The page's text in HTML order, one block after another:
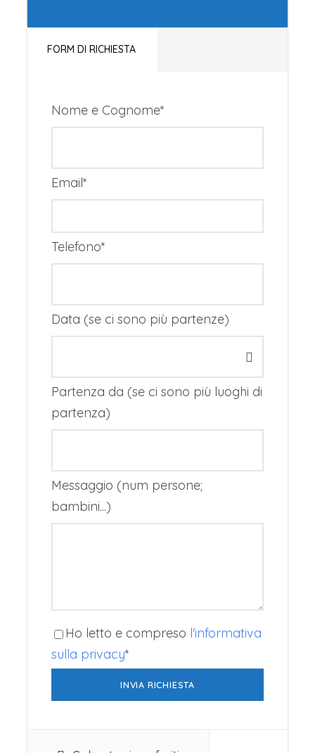
FORM DI RICHIESTA
Nome e Cognome*
Email*
Telefono*
Data (se ci sono più partenze)
Partenza da (se ci sono più luoghi di
partenza)
Messaggio (num persone;
bambini...)
Ho letto e compreso l'informativa
sulla privacy*
grazie ai suoi colori caraibici e alla sabbia
finissima.
internazionale, Formentera mantiene
un’atmosfera rilassata e quasi bohémien.
punto di riferimento per artisti, viaggiatori e
comunità hippy attratti dalla natura
Ancora oggi questo spirito si riflette nei
piccoli mercati artigianali, nei villaggi
dell’isola.
dei luoghi più suggestivi è Cap de Barbaria,
un promontorio selvaggio dominato da un
faro che si affaccia su alte scogliere e offre
dell’isola, il faro di La Mola Lighthouse si
erge su un altopiano panoramico che
regala vedute mozzafiato sul mare aperto.
nel mare regalando panorami straordinari
e acque dai colori tropicali. È spesso
considerata una delle spiagge più belle del
Mediterraneo e rappresenta l’immagine
simbolo dell’isola.